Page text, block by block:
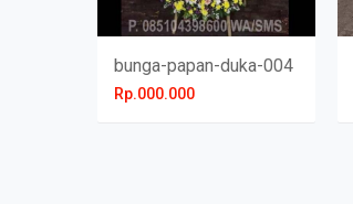
bunga-papan-duka-004
Rp.000.000